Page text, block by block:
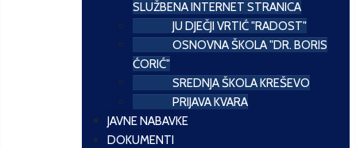
SLUŽBENA INTERNET STRANICA
JU DJEČJI VRTIĆ "RADOST"
OSNOVNA ŠKOLA "DR. BORIS
ĆORIĆ"
SREDNJA ŠKOLA KREŠEVO
PRIJAVA KVARA
JAVNE NABAVKE
DOKUMENTI